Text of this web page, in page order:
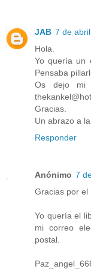
JAB 7 de
Hola.
Yo quería un
Pensaba
Os dejo mi
Gracias.
Un abrazo a la
Responder
Anónimo 7
Gracias por el
Yo quería el
mi correo
postal.